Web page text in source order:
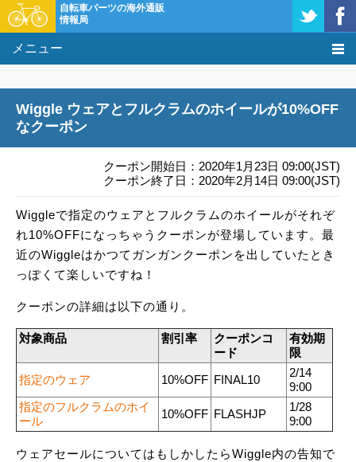
自転車パーツの海外通販
情報局
メニュー
基礎知識
クーポン＆セール
Wiggle ウェアとフルクラムのホイールが10%OFF
なクーポン
クーポン開始日：2020年1月23日 09:00(JST)
クーポン終了日：2020年2月14日 09:00(JST)
Wiggleで指定のウェアとフルクラムのホイールがそれぞ
れ10%OFFになっちゃうクーポンが登場しています。最
近のWiggleはかつてガンガンクーポンを出していたとき
っぽくて楽しいですね！
クーポンの詳細は以下の通り。
対象商品 割引率
クーポンコ
ード
有効期
限
指定のウェア
10%OFF FINAL10
2/14
9:00
指定のフルクラムのホイ
ール
10%OFF FLASHJP
1/28
9:00
ウェアセールについてはもしかしたらWiggle内の告知で